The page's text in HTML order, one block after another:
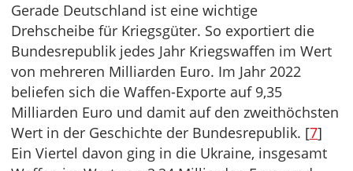
Gerade Deutschland ist eine wichtige
Drehscheibe für Kriegsgüter. So exportiert die
Bundesrepublik jedes Jahr Kriegswaffen im Wert
von mehreren Milliarden Euro. Im Jahr 2022
beliefen sich die Waffen-Exporte auf 9,35
Milliarden Euro und damit auf den zweithöchsten
Wert in der Geschichte der Bundesrepublik. [7]
Ein Viertel davon ging in die Ukraine, insgesamt